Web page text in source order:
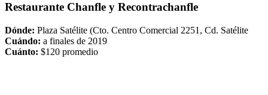
Restaurante Chanfle y Recontrachanfle
Dónde: Plaza Satélite (Cto. Centro Comercial 2251, Cd. Satélite
Cuándo: a finales de 2019
Cuánto: $120 promedio